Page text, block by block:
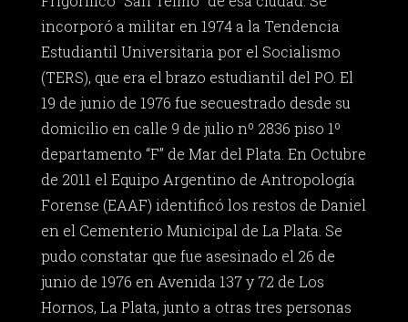
incorporó a militar en 1974 a la Tendencia
Estudiantil Universitaria por el Socialismo
(TERS), que era el brazo estudiantil del PO. El
19 de junio de 1976 fue secuestrado desde su
domicilio en calle 9 de julio nº 2836 piso 1º
departamento “F” de Mar del Plata. En Octubre
de 2011 el Equipo Argentino de Antropología
Forense (EAAF) identificó los restos de Daniel
en el Cementerio Municipal de La Plata. Se
pudo constatar que fue asesinado el 26 de
junio de 1976 en Avenida 137 y 72 de Los
Hornos, La Plata, junto a otras tres personas